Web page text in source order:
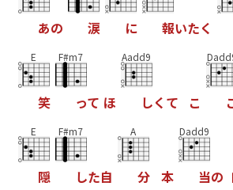
あの 涙 に 報いたく
E
笑
F#m7
って ほ
Aadd9
しく て こ
E
隠
F#m7
した自
A
分 本
Dadd9
当の